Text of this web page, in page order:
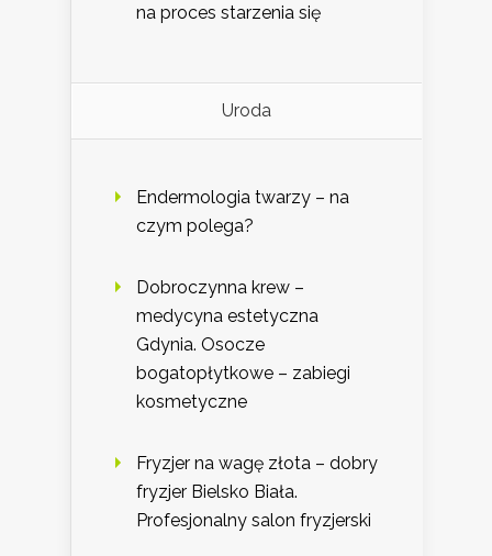
na proces starzenia się
Uroda
Endermologia twarzy – na
czym polega?
Dobroczynna krew –
medycyna estetyczna
Gdynia. Osocze
bogatopłytkowe – zabiegi
kosmetyczne
Fryzjer na wagę złota – dobry
fryzjer Bielsko Biała.
Profesjonalny salon fryzjerski